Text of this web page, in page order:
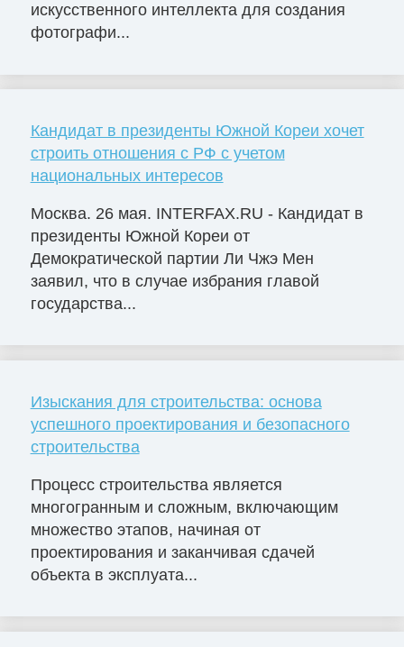
искусственного интеллекта для создания
фотографи...
Кандидат в президенты Южной Кореи хочет
строить отношения с РФ с учетом
национальных интересов
Москва. 26 мая. INTERFAX.RU - Кандидат в
президенты Южной Кореи от
Демократической партии Ли Чжэ Мен
заявил, что в случае избрания главой
государства...
Изыскания для строительства: основа
успешного проектирования и безопасного
строительства
Процесс строительства является
многогранным и сложным, включающим
множество этапов, начиная от
проектирования и заканчивая сдачей
объекта в эксплуата...